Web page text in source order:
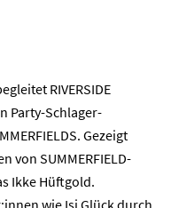
RIVERSIDE
Party-Schlager-
Gezeigt
von SUMMERFIELD-
Ikke Hüftgold.
wie Isi Glück durch